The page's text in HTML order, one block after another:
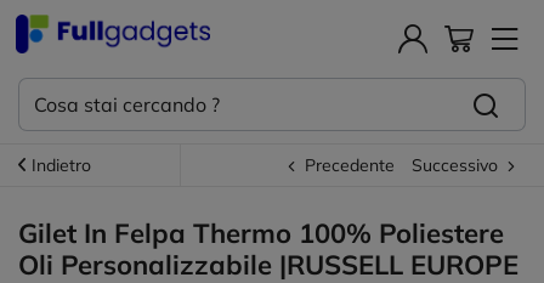
Indietro Precedente Successivo
Gilet In Felpa Thermo 100% Poliestere
Oli Personalizzabile |RUSSELL EUROPE